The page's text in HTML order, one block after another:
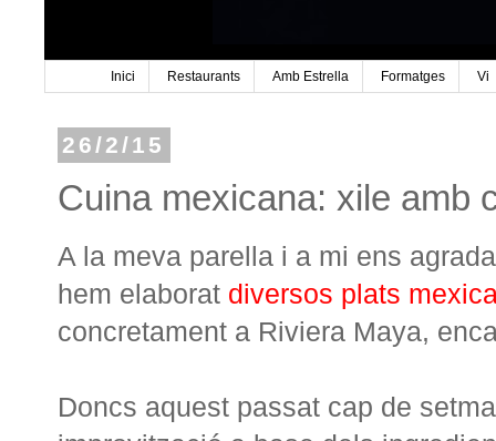
Inici Restaurants Amb Estrella Formatges Vi
26/2/15
Cuina mexicana: xile amb
A la meva parella i a mi ens
hem elaborat diversos plats
concretament a Riviera Maya,
Doncs aquest passat cap de